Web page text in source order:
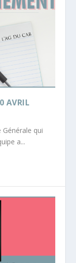
AVRIL
Générale qui
a...